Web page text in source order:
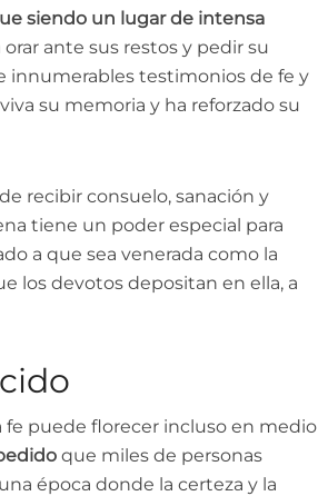
siendo un lugar de intensa
ante sus restos y pedir su
innumerables testimonios de fe y
su memoria y ha reforzado su
recibir consuelo, sanación y
tiene un poder especial para
a que sea venerada como la
los devotos depositan en ella, a
fe puede florecer incluso en medio
que miles de personas
época donde la certeza y la